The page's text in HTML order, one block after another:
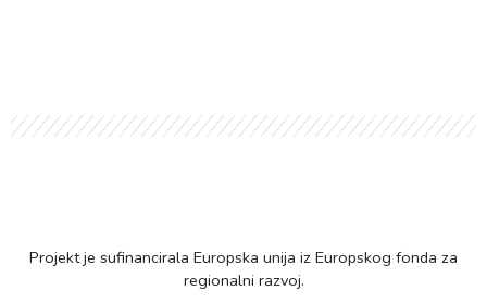
Projekt je sufinancirala Europska unija iz Europskog fonda za
regionalni razvoj.